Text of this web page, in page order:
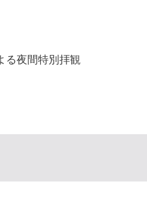
る夜間特別拝観